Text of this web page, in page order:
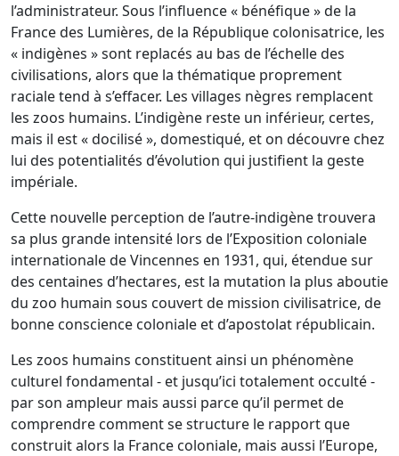
l’administrateur. Sous l’influence « bénéfique » de la
France des Lumières, de la République colonisatrice, les
« indigènes » sont replacés au bas de l’échelle des
civilisations, alors que la thématique proprement
raciale tend à s’effacer. Les villages nègres remplacent
les zoos humains. L’indigène reste un inférieur, certes,
mais il est « docilisé », domestiqué, et on découvre chez
lui des potentialités d’évolution qui justifient la geste
impériale.
Cette nouvelle perception de l’autre-indigène trouvera
sa plus grande intensité lors de l’Exposition coloniale
internationale de Vincennes en 1931, qui, étendue sur
des centaines d’hectares, est la mutation la plus aboutie
du zoo humain sous couvert de mission civilisatrice, de
bonne conscience coloniale et d’apostolat républicain.
Les zoos humains constituent ainsi un phénomène
culturel fondamental - et jusqu’ici totalement occulté -
par son ampleur mais aussi parce qu’il permet de
comprendre comment se structure le rapport que
construit alors la France coloniale, mais aussi l’Europe,